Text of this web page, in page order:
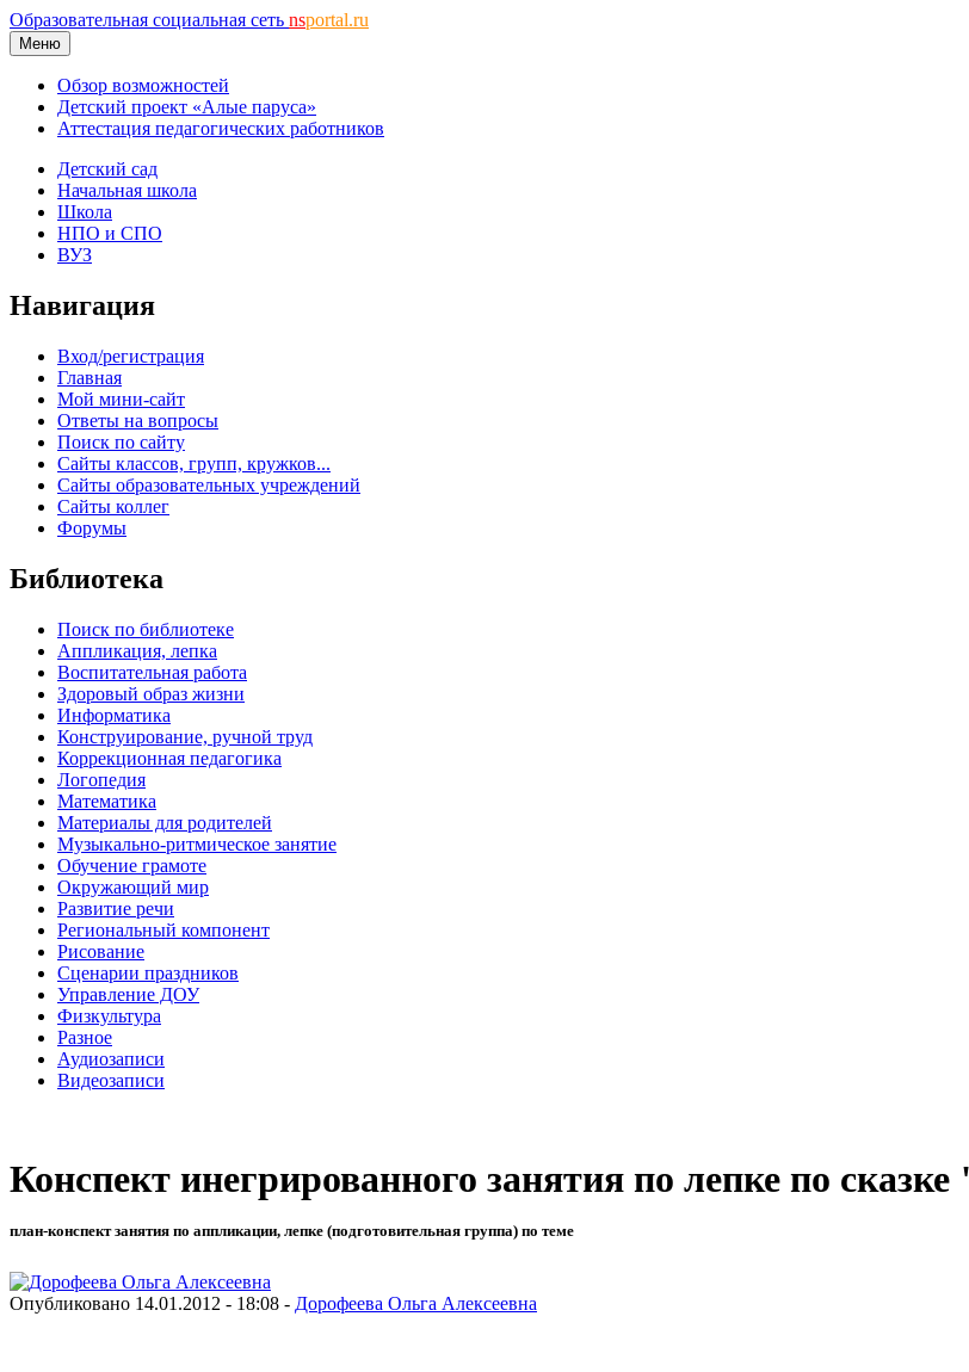
Образовательная социальная сеть nsportal.ru
Меню
Обзор возможностей
Детский проект «Алые паруса»
Аттестация педагогических работников
Детский сад
Начальная школа
Школа
НПО и СПО
ВУЗ
Навигация
Вход/регистрация
Главная
Мой мини-сайт
Ответы на вопросы
Поиск по сайту
Сайты классов, групп, кружков...
Сайты образовательных учреждений
Сайты коллег
Форумы
Библиотека
Поиск по библиотеке
Аппликация, лепка
Воспитательная работа
Здоровый образ жизни
Информатика
Конструирование, ручной труд
Коррекционная педагогика
Логопедия
Математика
Материалы для родителей
Музыкально-ритмическое занятие
Обучение грамоте
Окружающий мир
Развитие речи
Региональный компонент
Рисование
Сценарии праздников
Управление ДОУ
Физкультура
Разное
Аудиозаписи
Видеозаписи
Конспект инегрированного занятия по лепке по
план-конспект занятия по аппликации, лепке (подготовительная группа) по теме
Опубликовано 14.01.2012 - 18:08 - Дорофеева Ольга Алексеевна